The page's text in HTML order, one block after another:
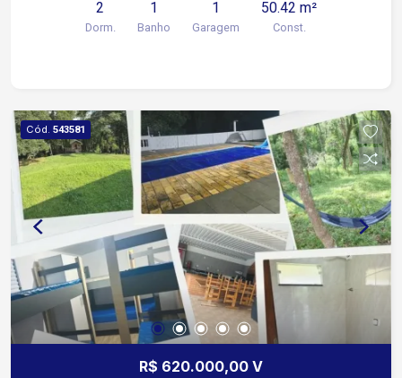
2
Dorm.
1
Banho
1
Garagem
50.42 m²
Const.
Cód. 543581
R$ 620.000,00 V